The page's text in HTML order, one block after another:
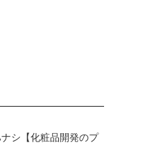
シ【化粧品開発のプ